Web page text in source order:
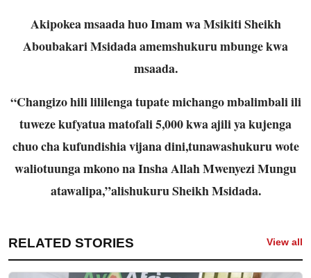
Akipokea msaada huo Imam wa Msikiti Sheikh
Aboubakari Msidada amemshukuru mbunge kwa
msaada.
“Changizo hili lililenga tupate michango mbalimbali ili
tuweze kufyatua matofali 5,000 kwa ajili ya kujenga
chuo cha kufundishia vijana dini,tunawashukuru wote
waliotuunga mkono na Insha Allah Mwenyezi Mungu
atawalipa,”alishukuru Sheikh Msidada.
RELATED STORIES View all